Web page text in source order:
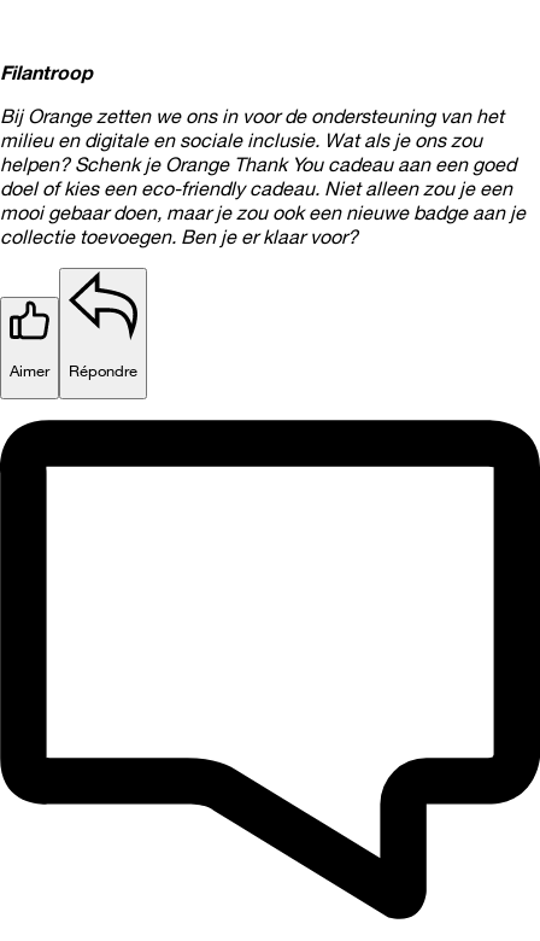
Filantroop
Bij Orange zetten we ons in voor de ondersteuning van het
milieu en digitale en sociale inclusie. Wat als je ons zou
helpen? Schenk je Orange Thank You cadeau aan een goed
doel of kies een eco-friendly cadeau. Niet alleen zou je een
mooi gebaar doen, maar je zou ook een nieuwe badge aan je
collectie toevoegen. Ben je er klaar voor?
Aimer Répondre